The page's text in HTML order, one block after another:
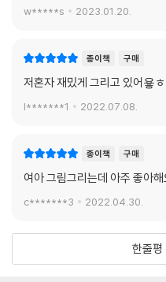
w*****s 2023.01.20.
종이책 구매
저혼자 재밌게 그리고 있어욯ㅎ
l*******1 2022.07.08.
종이책 구매
여아 그림그리는데 아주 좋아
c*******3 2022.04.30.
한줄평